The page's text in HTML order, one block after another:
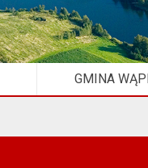
GMINA